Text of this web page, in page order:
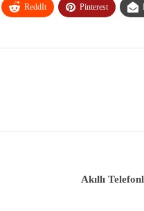
ReddIt Pinterest
Akıllı